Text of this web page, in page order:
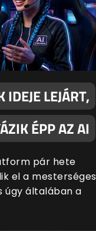
LEJÁRT,
ÉPP AZ AI
pár hete
el a mesterséges
úgy általában a